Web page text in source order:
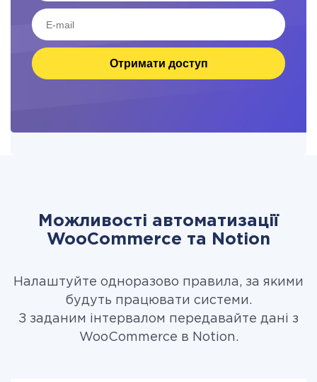
Отримати доступ
Можливості автоматизації
WooCommerce та Notion
Налаштуйте одноразово правила, за якими
будуть працювати системи.
З заданим інтервалом передавайте дані з
WooCommerce в Notion.